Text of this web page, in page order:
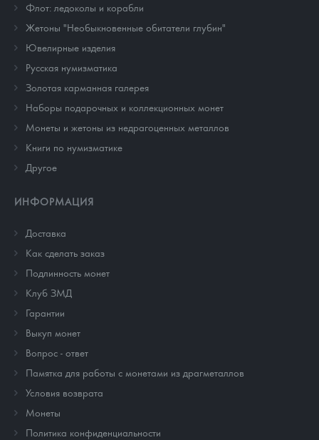
Флот: ледоколы и корабли
Жетоны "Необыкновенные обитатели глубин"
Ювелирные изделия
Русская нумизматика
Золотая карманная галерея
Наборы подарочных и коллекционных монет
Монеты и жетоны из недрагоценных металлов
Книги по нумизматике
Другое
ИНФОРМАЦИЯ
Доставка
Как сделать заказ
Подлинность монет
Клуб ЗМД
Гарантии
Выкуп монет
Вопрос - ответ
Памятка для работы с монетами из драгметаллов
Условия возврата
Монеты
Политика конфиденциальности